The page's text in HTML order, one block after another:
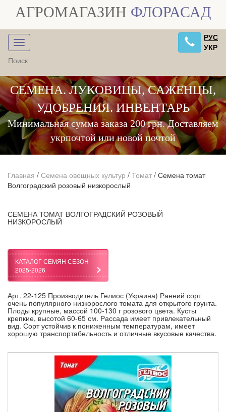
АГРОМАГАЗИН ФЛОРАСАД
РУС
УКР
СЕМЕНА. ЛУКОВИЦЫ, САЖЕНЦЫ,
УДОБРЕНИЯ. ИНВЕНТАРЬ
Минимальная сумма заказа 200 грн. Доставляем
укрпочтой или новой почтой
Главная / Семена овощных культур / Томат / Семена томат
Волгоградский розовый низкорослый
СЕМЕНА ТОМАТ ВОЛГОГРАДСКИЙ РОЗОВЫЙ
НИЗКОРОСЛЫЙ
КАТАЛОГ СЕМЯН СЕЗОН
2025-2026
Арт. 22-125 Производитель Гелиос (Украина) Ранний сорт
очень популярного низкорослого томата для открытого грунта.
Плоды крупные, массой 100-130 г розового цвета. Кусты
крепкие, высотой 60-65 см. Рассада имеет привлекательный
вид. Сорт устойчив к пониженным температурам, имеет
хорошую транспортабельность и отличные вкусовые качества.